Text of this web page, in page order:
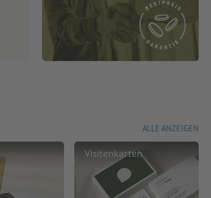
ALLE ANZEIGEN
Visitenkarten